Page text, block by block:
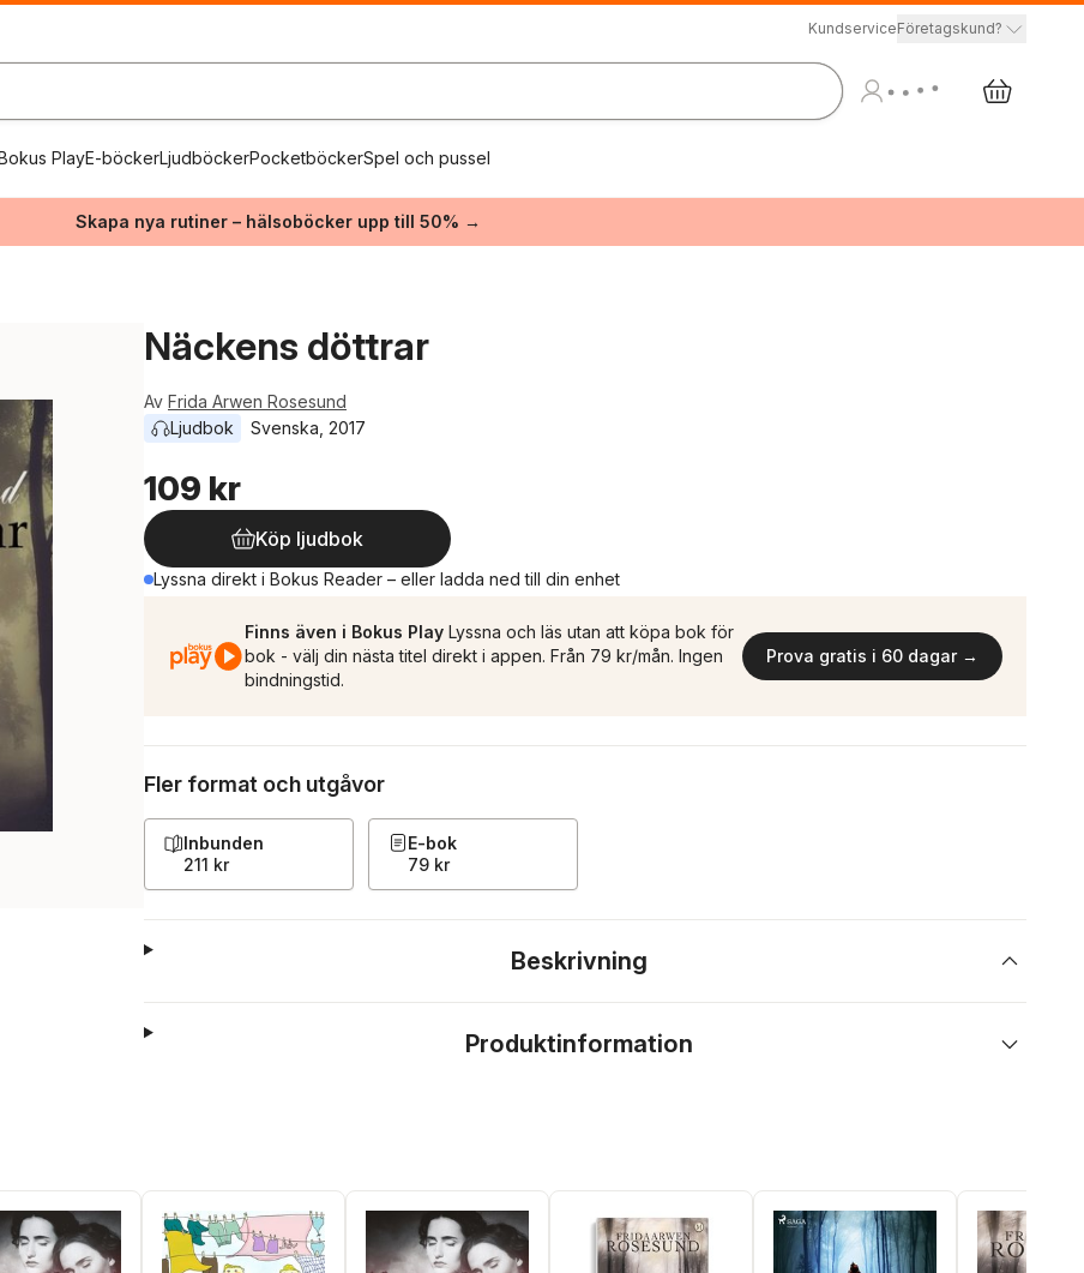
KundserviceFöretagskund?
PlayE-böckerLjudböckerPocketböckerSpel och pussel
Skapa nya rutiner – hälsoböcker upp till 50% →
Näckens döttrar
Av Frida Arwen Rosesund
Ljudbok
Svenska 2017
109 kr
Köp ljudbok
Lyssna direkt i Bokus Reader – eller ladda ned till din enhet
Finns även i Bokus Play Lyssna och läs utan att köpa bok för
bok - välj din nästa titel direkt i appen. Från 79 kr/mån. Ingen
bindningstid.
Prova gratis i 60 dagar →
Fler format och utgåvor
Inbunden
211 kr
E-bok
79 kr
Beskrivning
Produktinformation